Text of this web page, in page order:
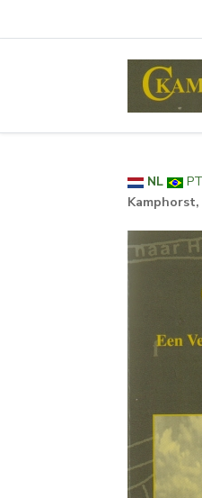
NL
PT